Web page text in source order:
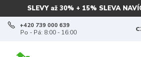
SLEVY až 30% + 15% SLEVA
+420 739 000 639
Po - Pá: 8:00 - 16:00